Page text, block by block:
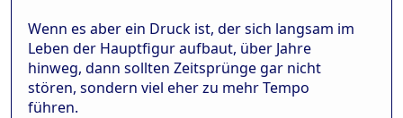
Wenn es aber ein Druck ist, der sich langsam im
Leben der Hauptfigur aufbaut, über Jahre
hinweg, dann sollten Zeitsprünge gar nicht
stören, sondern viel eher zu mehr Tempo
führen.